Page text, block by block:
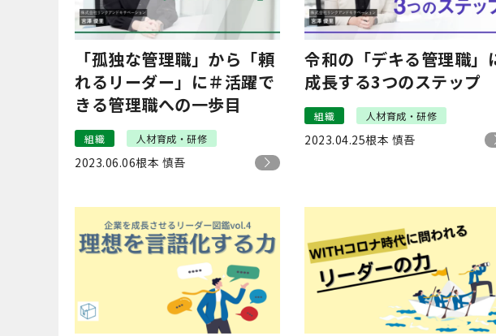
「孤独な管理職」から「頼
れるリーダー」に＃活躍で
きる管理職への一歩目
組織 人材育成・研修
2023.06.06根本 慎吾
令和の「デキる管理職」
成長する3つのステップ
組織 人材育成・研修
2023.04.25根本 慎吾